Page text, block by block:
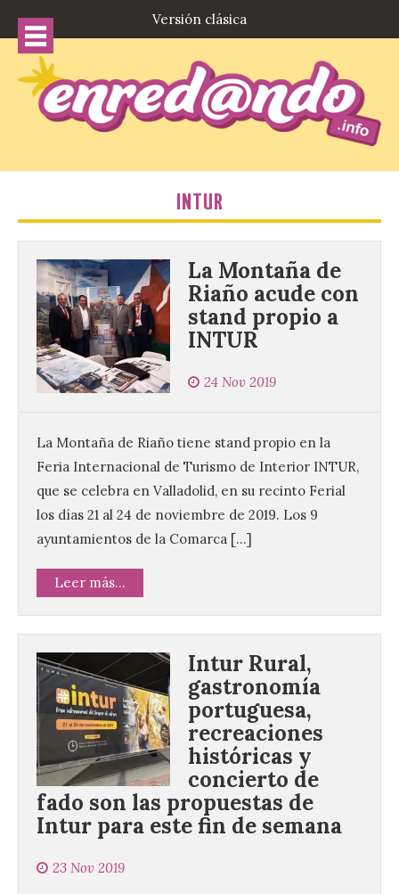
Versión clásica
INTUR
La Montaña de
Riaño acude con
stand propio a
INTUR
24 Nov 2019
La Montaña de Riaño tiene stand propio en la
Feria Internacional de Turismo de Interior INTUR,
que se celebra en Valladolid, en su recinto Ferial
los días 21 al 24 de noviembre de 2019. Los 9
ayuntamientos de la Comarca […]
Leer más...
Intur Rural,
gastronomía
portuguesa,
recreaciones
históricas y
concierto de
fado son las propuestas de
Intur para este fin de semana
23 Nov 2019